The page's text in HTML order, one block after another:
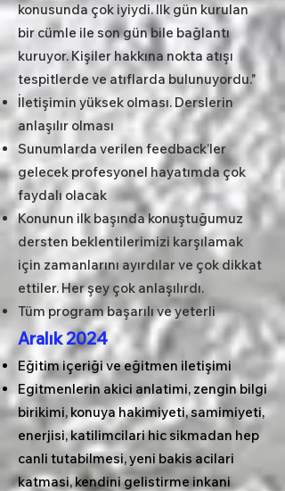
konusunda çok iyiydi. Ilk gün kurulan
bir cümle ile son gün bile bağlantı
kuruyor. Kişiler hakkına nokta atışı
tespitlerde ve atıflarda bulunuyordu."
İletişimin yüksek olması. Derslerin
anlaşılır olması
Sunumlarda verilen feedback’ler
gelecek profesyonel hayatımda çok
faydalı olacak
Konunun ilk başında konuştuğumuz
dersten beklentilerimizi karşılamak
için zamanlarını ayırdılar ve çok dikkat
ettiler. Her şey çok anlaşılırdı.
Tüm program başarılı ve yeterli
Aralık 2024
Eğitim içeriği ve eğitmen iletişimi
Egitmenlerin akici anlatimi, zengin bilgi
birikimi, konuya hakimiyeti, samimiyeti,
enerjisi, katilimcilari hic sikmadan hep
canli tutabilmesi, yeni bakis acilari
katmasi, kendini gelistirme inkani